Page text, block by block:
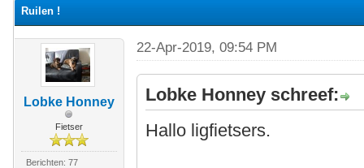
Ruilen !
Lobke Honney
Fietser
Berichten: 77
22-Apr-2019, 09:54 PM
Lobke Honney schreef:
Hallo ligfietsers.